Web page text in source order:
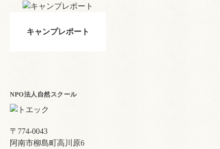
キャンプレポート
NPO法人自然スクール
〒774-0043
阿南市柳島町高川原6